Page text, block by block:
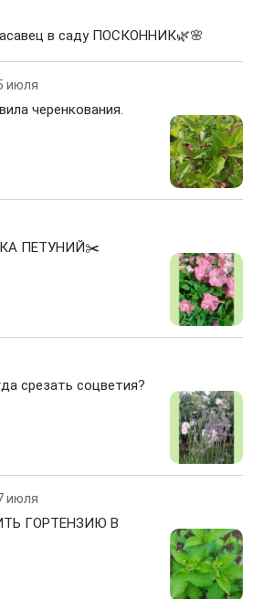
в саду ПОСКОННИК🌿🌸
июля
черенкования.
ПЕТУНИЙ✂️
срезать соцветия?
июля
ГОРТЕНЗИЮ В